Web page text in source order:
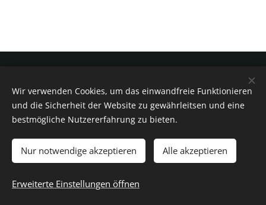
Aktiv- & NaturResort - Das
Schutzhaus am hohen
Camper
Tanner31
im Mittelpunkt Österreichs
Wir verwenden Cookies, um das einwandfreie Funktionieren
und die Sicherheit der Website zu gewährleitsen und eine
bestmögliche Nutzererfahrung zu bieten.
Nur notwendige akzeptieren Alle akzeptieren
Erweiterte Einstellungen öffnen